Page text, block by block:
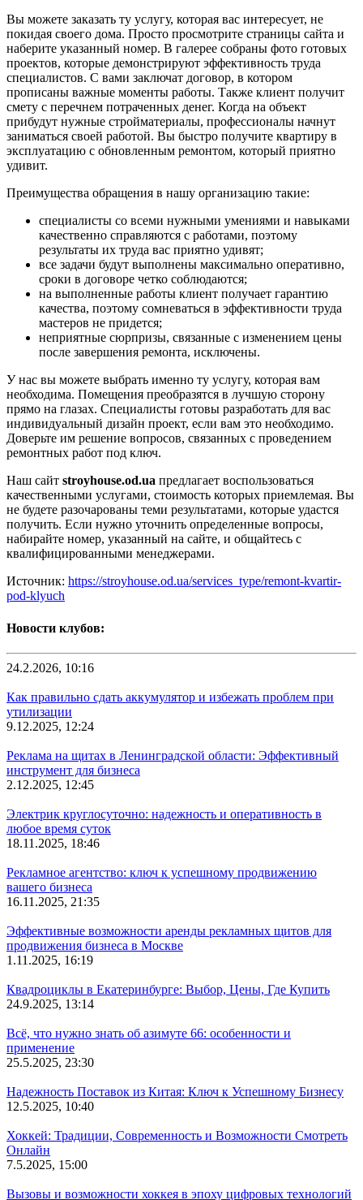
Вы можете заказать ту услугу, которая вас интересует, не
покидая своего дома. Просто просмотрите страницы сайта и
наберите указанный номер. В галерее собраны фото готовых
проектов, которые демонстрируют эффективность труда
специалистов. С вами заключат договор, в котором
прописаны важные моменты работы. Также клиент получит
смету с перечнем потраченных денег. Когда на объект
прибудут нужные стройматериалы, профессионалы начнут
заниматься своей работой. Вы быстро получите квартиру в
эксплуатацию с обновленным ремонтом, который приятно
удивит.
Преимущества обращения в нашу организацию такие:
специалисты со всеми нужными умениями и навыками
качественно справляются с работами, поэтому
результаты их труда вас приятно удивят;
все задачи будут выполнены максимально оперативно,
сроки в договоре четко соблюдаются;
на выполненные работы клиент получает гарантию
качества, поэтому сомневаться в эффективности труда
мастеров не придется;
неприятные сюрпризы, связанные с изменением цены
после завершения ремонта, исключены.
У нас вы можете выбрать именно ту услугу, которая вам
необходима. Помещения преобразятся в лучшую сторону
прямо на глазах. Специалисты готовы разработать для вас
индивидуальный дизайн проект, если вам это необходимо.
Доверьте им решение вопросов, связанных с проведением
ремонтных работ под ключ.
Наш сайт stroyhouse.od.ua предлагает воспользоваться
качественными услугами, стоимость которых приемлемая. Вы
не будете разочарованы теми результатами, которые удастся
получить. Если нужно уточнить определенные вопросы,
набирайте номер, указанный на сайте, и общайтесь с
квалифицированными менеджерами.
Источник: https://stroyhouse.od.ua/services_type/remont-kvartir-
pod-klyuch
Новости клубов:
24.2.2026, 10:16
Как правильно сдать аккумулятор и избежать проблем при
утилизации
9.12.2025, 12:24
Реклама на щитах в Ленинградской области: Эффективный
инструмент для бизнеса
2.12.2025, 12:45
Электрик круглосуточно: надежность и оперативность в
любое время суток
18.11.2025, 18:46
Рекламное агентство: ключ к успешному продвижению
вашего бизнеса
16.11.2025, 21:35
Эффективные возможности аренды рекламных щитов для
продвижения бизнеса в Москве
1.11.2025, 16:19
Квадроциклы в Екатеринбурге: Выбор, Цены, Где Купить
24.9.2025, 13:14
Всё, что нужно знать об азимуте 66: особенности и
применение
25.5.2025, 23:30
Надежность Поставок из Китая: Ключ к Успешному Бизнесу
12.5.2025, 10:40
Хоккей: Традиции, Современность и Возможности Смотреть
Онлайн
7.5.2025, 15:00
Вызовы и возможности хоккея в эпоху цифровых технологий